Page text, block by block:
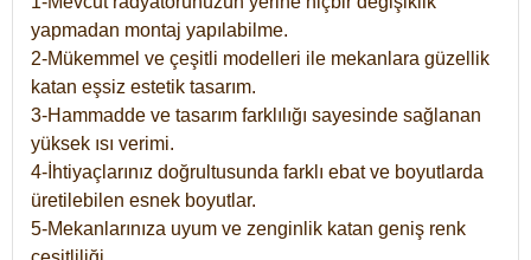
yapmadan montaj yapılabilme.
2-Mükemmel ve çeşitli modelleri ile mekanlara güzellik
katan eşsiz estetik tasarım.
3-Hammadde ve tasarım farklılığı sayesinde sağlanan
yüksek ısı verimi.
4-İhtiyaçlarınız doğrultusunda farklı ebat ve boyutlarda
üretilebilen esnek boyutlar.
5-Mekanlarınıza uyum ve zenginlik katan geniş renk